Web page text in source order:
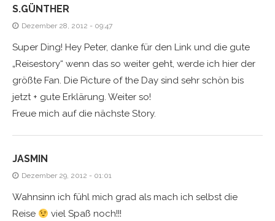
S.GÜNTHER
Dezember 28, 2012 - 09:47
Super Ding! Hey Peter, danke für den Link und die gute
„Reisestory“ wenn das so weiter geht, werde ich hier der
größte Fan. Die Picture of the Day sind sehr schön bis
jetzt + gute Erklärung. Weiter so!
Freue mich auf die nächste Story.
JASMIN
Dezember 29, 2012 - 01:01
Wahnsinn ich fühl mich grad als mach ich selbst die
Reise
viel Spaß noch!!!